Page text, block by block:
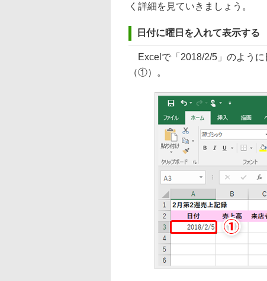
く詳細を見ていきましょう。
日付に曜日を入れて表示する
Excelで「2018/2/5」のように
（①）。